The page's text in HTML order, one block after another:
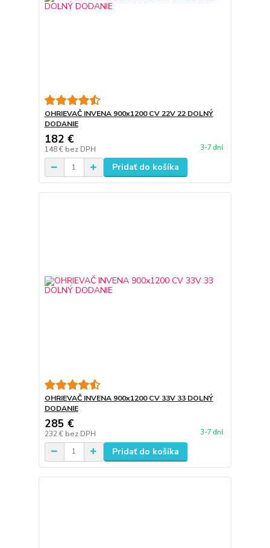
OHRIEVAČ INVENA 900x1200 CV 22V 22 DOLNÝ
DODANIE
182 €
148 € bez DPH 3-7 dní
Pridať do košíka
OHRIEVAČ INVENA 900x1200 CV 33V 33 DOLNÝ
DODANIE
285 €
232 € bez DPH 3-7 dní
Pridať do košíka